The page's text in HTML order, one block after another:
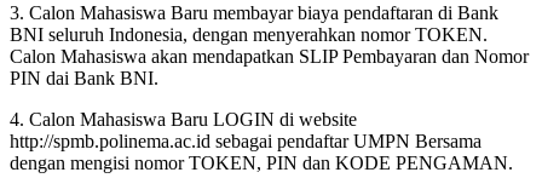
3. Calon Mahasiswa Baru membayar biaya pendaftaran di Bank
BNI seluruh Indonesia, dengan menyerahkan nomor TOKEN.
Calon Mahasiswa akan mendapatkan SLIP Pembayaran dan Nomor
PIN dai Bank BNI.
4. Calon Mahasiswa Baru LOGIN di website
http://spmb.polinema.ac.id sebagai pendaftar UMPN Bersama
dengan mengisi nomor TOKEN, PIN dan KODE PENGAMAN.